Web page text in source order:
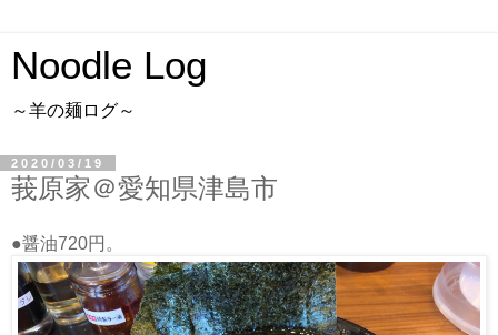
Noodle Log
～羊の麺ログ～
2020/03/19
莪原家＠愛知県津島市
●醤油720円。